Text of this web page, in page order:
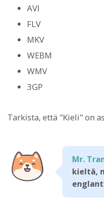
AVI
FLV
MKV
WEBM
WMV
3GP
Tarkista, että "Kieli" on
Mr.
kieltä,